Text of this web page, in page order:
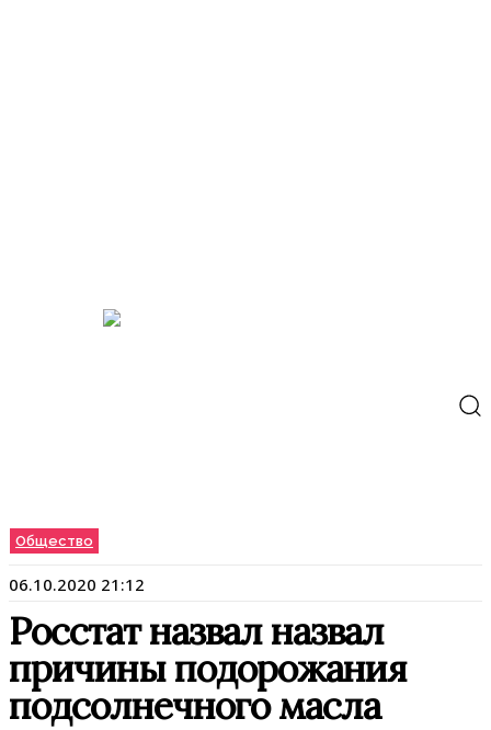
Общество
06.10.2020 21:12
Росстат назвал назвал
причины подорожания
подсолнечного масла